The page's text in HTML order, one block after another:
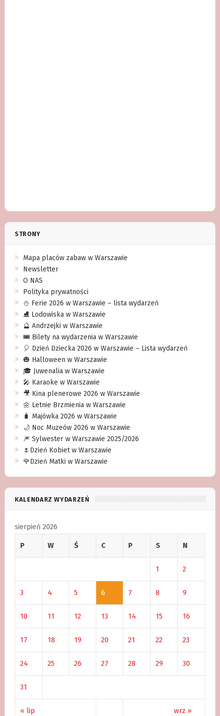
STRONY
Mapa placów zabaw w Warszawie
Newsletter
O NAS
Polityka prywatności
⛄️ Ferie 2026 w Warszawie – lista wydarzeń
⛸ Lodowiska w Warszawie
🔮 Andrzejki w Warszawie
🎟️ Bilety na wydarzenia w Warszawie
🎈 Dzień Dziecka 2026 w Warszawie – Lista wydarzeń
🎃 Halloween w Warszawie
🎓 Juwenalia w Warszawie
🎤 Karaoke w Warszawie
🎥 Kina plenerowe 2026 w Warszawie
🌼 Letnie Brzmienia w Warszawie
🧳 Majówka 2026 w Warszawie
🌙 Noc Muzeów 2026 w Warszawie
🎆 Sylwester w Warszawie 2025/2026
🌷Dzień Kobiet w Warszawie
🌹Dzień Matki w Warszawie
KALENDARZ WYDARZEŃ
sierpień 2026
P W Ś C P S N
« lip wrz »
1 2
3 4 5 6 7 8 9
10 11 12 13 14 15 16
17 18 19 20 21 22 23
24 25 26 27 28 29 30
31